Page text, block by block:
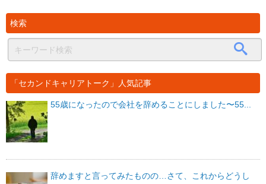
検索
「セカンドキャリアトーク」人気記事
55歳になったので会社を辞めることにしました〜55...
辞めますと言ってみたものの…さて、これからどうし